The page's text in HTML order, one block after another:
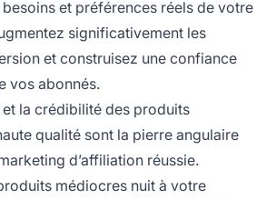
et préférences réels de votre
significativement les
et construisez une confiance
vos abonnés.
la crédibilité des produits
qualité sont la pierre angulaire
d’affiliation réussie.
médiocres nuit à votre